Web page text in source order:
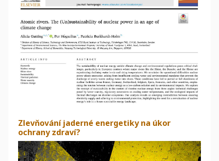
Zlevňování jaderné energetiky na úkor
ochrany zdraví?